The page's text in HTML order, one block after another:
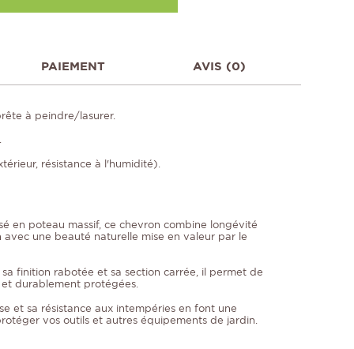
PAIEMENT AVIS (0)
à peindre/lasurer.
résistance à l'humidité).
en poteau massif, ce chevron combine longévité
une beauté naturelle mise en valeur par le
finition rabotée et sa section carrée, il permet de
durablement protégées.
et sa résistance aux intempéries en font une
vos outils et autres équipements de jardin.